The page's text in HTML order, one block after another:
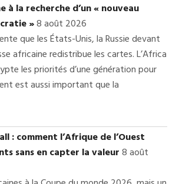
à la recherche d’un « nouveau
»8 août 2026
que les États-Unis, la Russie devant
africaine redistribue les cartes. L’Africa
les priorités d’une génération pour
est aussi important que la
: comment l’Afrique de l’Ouest
sans en capter la valeur8 août